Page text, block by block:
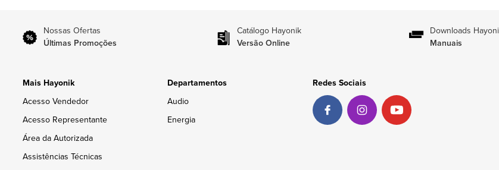
Nossas Ofertas
Últimas Promoções
Catálogo Hayonik
Versão Online
Downloads
Manuais
Mais Hayonik
Acesso Vendedor
Acesso Representante
Área da Autorizada
Assistências Técnicas
Departamentos
Audio
Energia
Redes Sociais